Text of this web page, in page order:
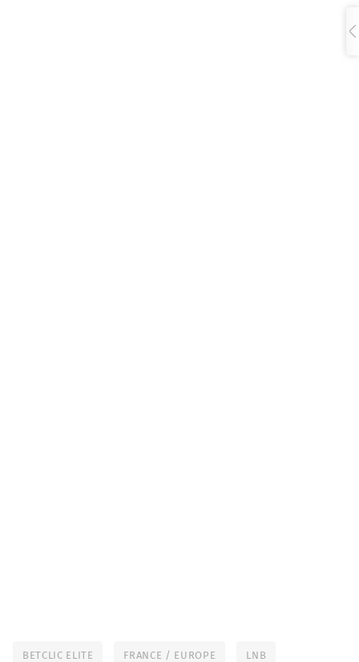
BETCLIC ELITE FRANCE / EUROPE LNB